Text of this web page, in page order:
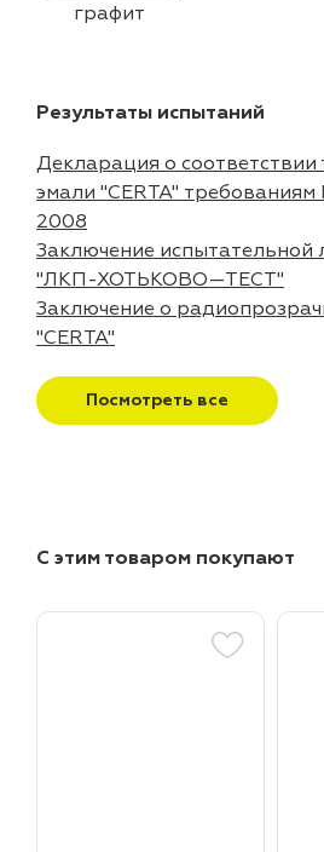
графит
Результаты испытаний
Декларация о соответствии
эмали "CERTA" требованиям
2008
Заключение испытательной
"ЛКП-ХОТЬКОВО—ТЕСТ"
Заключение о
"CERTA"
Посмотреть все
С этим товаром покупают